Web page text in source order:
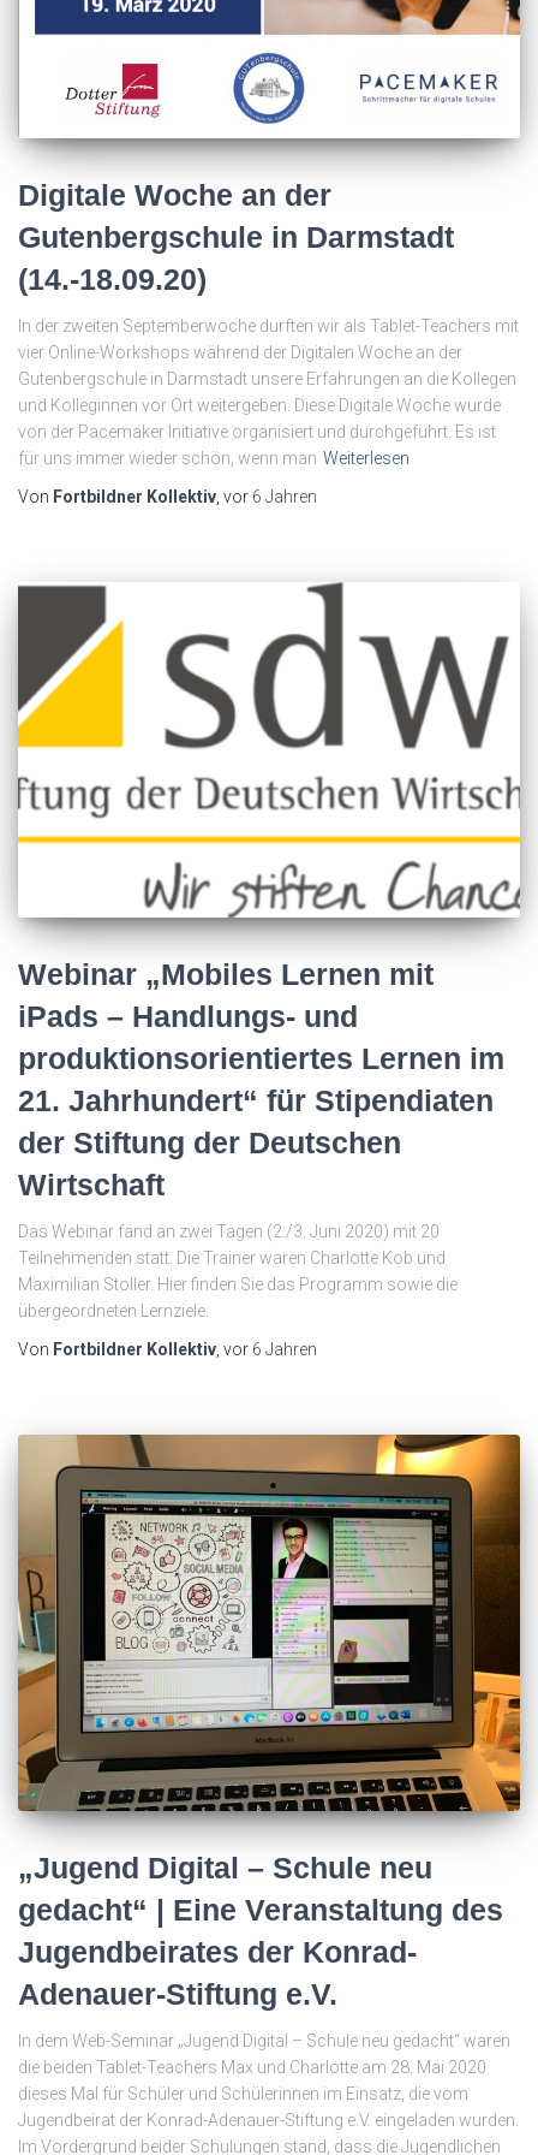
Digitale Woche an der
Gutenbergschule in Darmstadt
(14.-18.09.20)
In der zweiten Septemberwoche durften wir als Tablet-Teachers mit
vier Online-Workshops während der Digitalen Woche an der
Gutenbergschule in Darmstadt unsere Erfahrungen an die Kollegen
und Kolleginnen vor Ort weitergeben. Diese Digitale Woche wurde
von der Pacemaker Initiative organisiert und durchgeführt. Es ist
für uns immer wieder schön, wenn man Weiterlesen
Von Fortbildner Kollektiv, vor 6 Jahren
Webinar „Mobiles Lernen mit
iPads – Handlungs- und
produktionsorientiertes Lernen im
21. Jahrhundert“ für Stipendiaten
der Stiftung der Deutschen
Wirtschaft
Das Webinar fand an zwei Tagen (2./3. Juni 2020) mit 20
Teilnehmenden statt. Die Trainer waren Charlotte Kob und
Maximilian Stoller. Hier finden Sie das Programm sowie die
übergeordneten Lernziele.
Von Fortbildner Kollektiv , vor 6 Jahren
„Jugend Digital – Schule neu
gedacht“ | Eine Veranstaltung des
Jugendbeirates der Konrad-
Adenauer-Stiftung e.V.
In dem Web-Seminar „Jugend Digital – Schule neu gedacht“ waren
die beiden Tablet-Teachers Max und Charlotte am 28. Mai 2020
dieses Mal für Schüler und Schülerinnen im Einsatz, die vom
Jugendbeirat der Konrad-Adenauer-Stiftung e.V. eingeladen wurden.
Im Vordergrund beider Schulungen stand, dass die Jugendlichen